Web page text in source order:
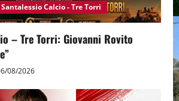
Santalessio Calcio - Tre Torri
– Tre Torri: Giovanni Rovito
08/2026